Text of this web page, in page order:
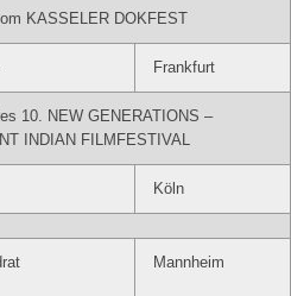
KASSELER DOKFEST
Frankfurt
10. NEW GENERATIONS –
INDIAN FILMFESTIVAL
Köln
Mannheim